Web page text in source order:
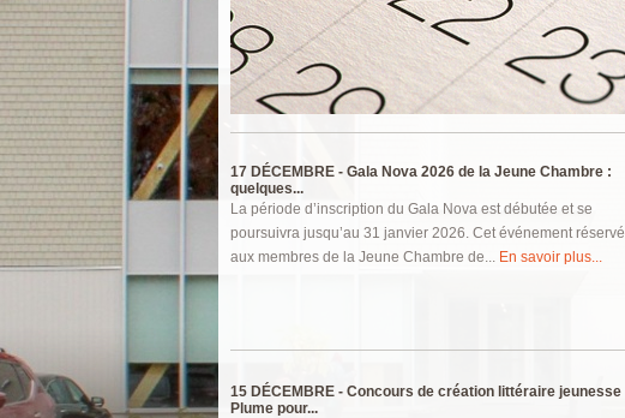
17 DÉCEMBRE - Gala Nova 2026 de la Jeune Chambre :
quelques...
La période d’inscription du Gala Nova est débutée et se
poursuivra jusqu’au 31 janvier 2026. Cet événement réservé
aux membres de la Jeune Chambre de... En savoir plus...
15 DÉCEMBRE - Concours de création littéraire jeunesse
Plume pour...
Pages